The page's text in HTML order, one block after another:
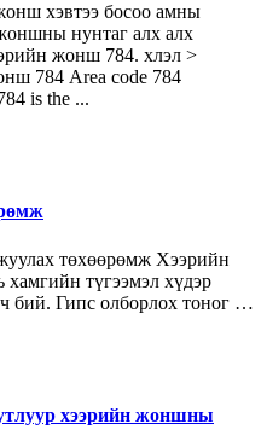
хэвтээ босоо амны
нунтаг алх алх
жонш 784. хлэл >
784 Area code 784
is the ...
төхөөрөмж Хээрийн
түгээмэл хүдэр
ч бий. Гипс олборлох тоног …
хээрийн жоншны